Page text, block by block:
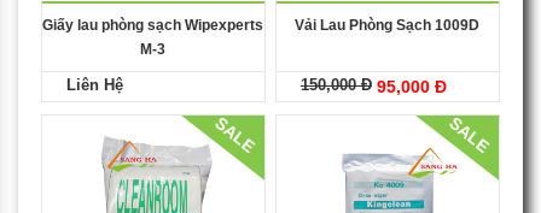
Giấy lau phòng sạch Wipexperts
M-3
Liên Hệ
Vải Lau Phòng Sạch 1009D
150,000 Đ 95,000 Đ
SALE SALE